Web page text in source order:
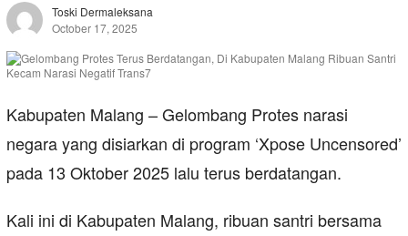
Toski Dermaleksana
October 17, 2025
Kabupaten Malang – Gelombang Protes narasi
negara yang disiarkan di program ‘Xpose Uncensored’
pada 13 Oktober 2025 lalu terus berdatangan.
Kali ini di Kabupaten Malang, ribuan santri bersama